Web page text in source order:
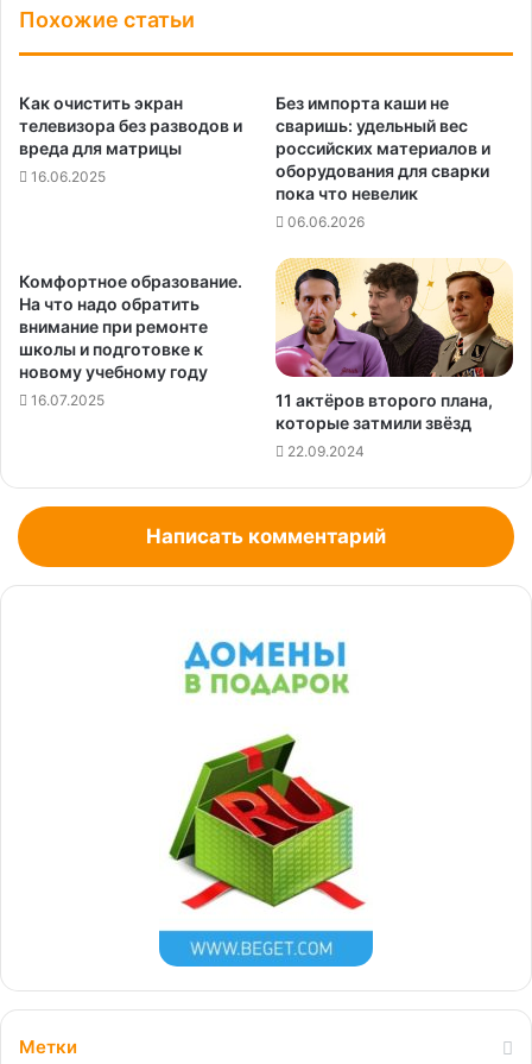
Похожие статьи
Как очистить экран
телевизора без разводов и
вреда для матрицы
16.06.2025
Без импорта каши не
сваришь: удельный вес
российских материалов и
оборудования для сварки
пока что невелик
06.06.2026
Комфортное образование.
На что надо обратить
внимание при ремонте
школы и подготовке к
новому учебному году
16.07.2025
11 актёров второго плана,
которые затмили звёзд
22.09.2024
Написать комментарий
Метки